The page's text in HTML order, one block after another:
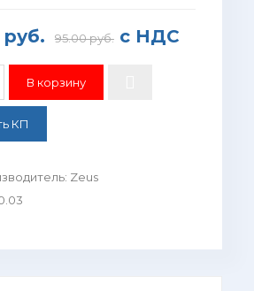
руб. 95.00 руб.с НДС
КП
: Zeus